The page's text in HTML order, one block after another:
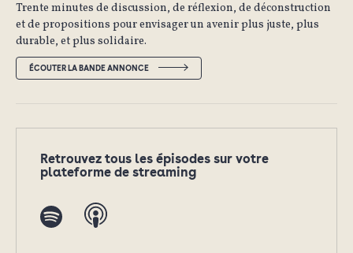
Trente minutes de discussion, de réflexion, de déconstruction
et de propositions pour envisager un avenir plus juste, plus
durable, et plus solidaire.
ÉCOUTER LA BANDE ANNONCE
Retrouvez tous les épisodes sur votre
plateforme de streaming